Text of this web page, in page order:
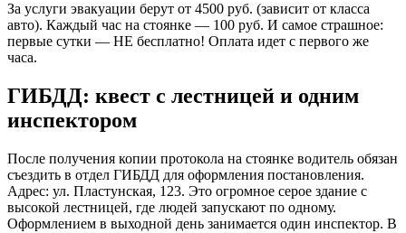
За услуги эвакуации берут от 4500 руб. (зависит от класса
авто). Каждый час на стоянке — 100 руб. И самое страшное:
первые сутки — НЕ бесплатно! Оплата идет с первого же
часа.
ГИБДД: квест с лестницей и одним
инспектором
После получения копии протокола на стоянке водитель обязан
съездить в отдел ГИБДД для оформления постановления.
Адрес: ул. Пластунская, 123. Это огромное серое здание с
высокой лестницей, где людей запускают по одному.
Оформлением в выходной день занимается один инспектор. В